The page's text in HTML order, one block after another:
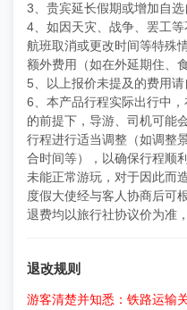
3、贵宾延长假期或增加自选
4、如因天灾、战争、罢工等
航班取消或更改时间等特殊
额外费用（如在外延期住、
5、以上报价未提及的费用请
6、本产品行程实际出行中
的前提下，导游、司机可能
行程进行适当调整（如调整
合时间等），以确保行程顺
未能正常游玩，对于因此而
度假大使经与客人协商后可
退费均以旅行社协议价为准
退改规则
游客清楚并知悉：铁路运输